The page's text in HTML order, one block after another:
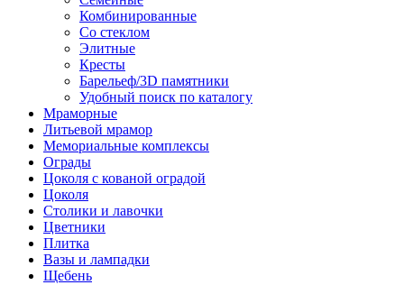
Комбинированные
Со стеклом
Элитные
Кресты
Барельеф/3D памятники
Удобный поиск по каталогу
Мраморные
Литьевой мрамор
Мемориальные комплексы
Ограды
Цоколя с кованой оградой
Цоколя
Столики и лавочки
Цветники
Плитка
Вазы и лампадки
Щебень